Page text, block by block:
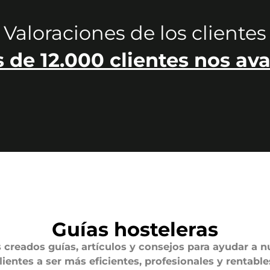
Valoraciones de los clientes
de 12.000 clientes nos
Guías hosteleras
creados guías, artículos y consejos para ayudar a
a ser más eficientes, profesionales y